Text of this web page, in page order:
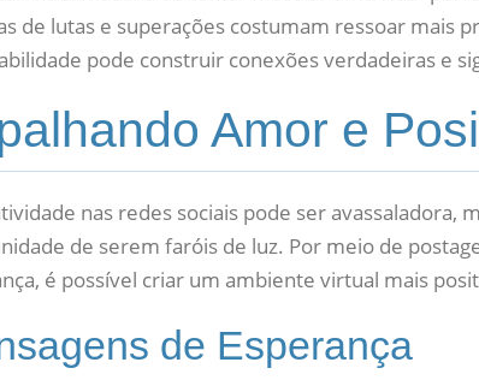
de lutas e superações costumam ressoar mais
pode construir conexões verdadeiras e
Amor e
nas redes sociais pode ser avassaladora,
de serem faróis de luz. Por meio de
é possível criar um ambiente virtual mais
de Esperança